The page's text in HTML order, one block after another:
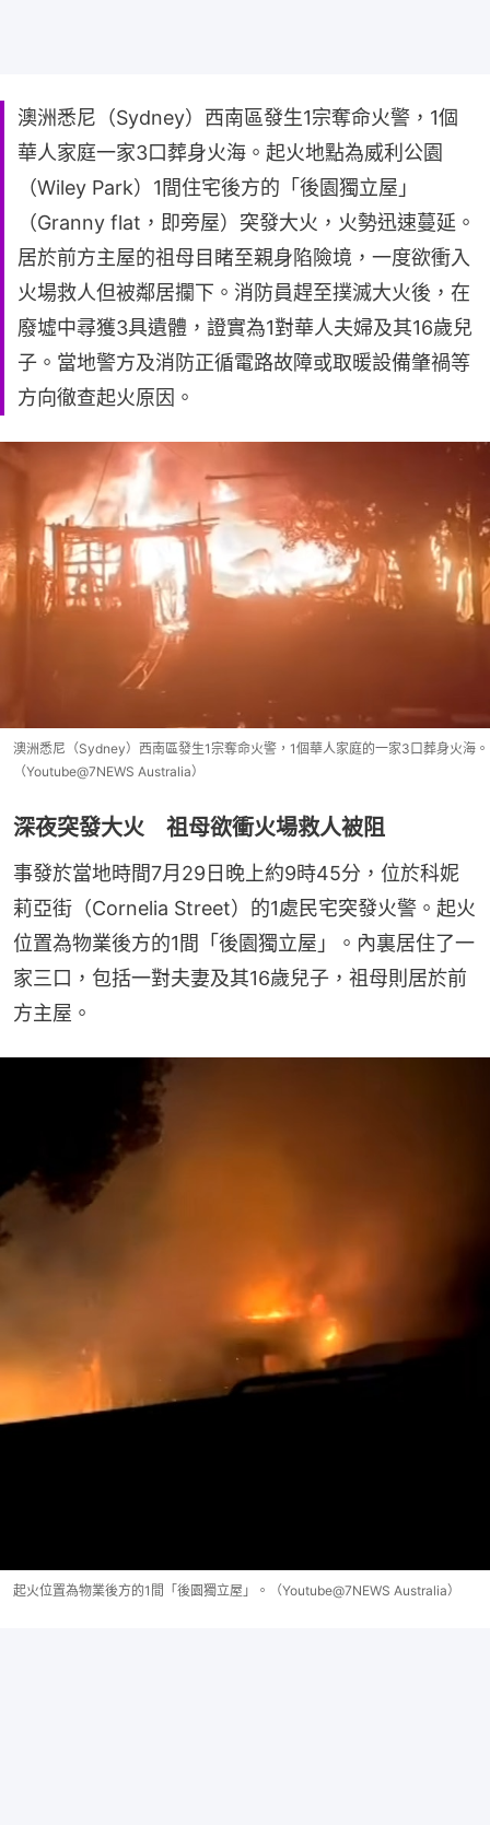
澳洲悉尼（Sydney）西南區發生1宗奪命火警，1個
華人家庭一家3口葬身火海。起火地點為威利公園
（Wiley Park）1間住宅後方的「後園獨立屋」
（Granny flat，即旁屋）突發大火，火勢迅速蔓延。
居於前方主屋的祖母目睹至親身陷險境，一度欲衝入
火場救人但被鄰居攔下。消防員趕至撲滅大火後，在
廢墟中尋獲3具遺體，證實為1對華人夫婦及其16歲兒
子。當地警方及消防正循電路故障或取暖設備肇禍等
方向徹查起火原因。
澳洲悉尼（Sydney）西南區發生1宗奪命火警，1個華人家庭的一家3口葬身火海。
（Youtube@7NEWS Australia）
深夜突發大火 祖母欲衝火場救人被阻
事發於當地時間7月29日晚上約9時45分，位於科妮
莉亞街（Cornelia Street）的1處民宅突發火警。起火
位置為物業後方的1間「後園獨立屋」。內裏居住了一
家三口，包括一對夫妻及其16歲兒子，祖母則居於前
方主屋。
起火位置為物業後方的1間「後園獨立屋」。（Youtube@7NEWS Australia）